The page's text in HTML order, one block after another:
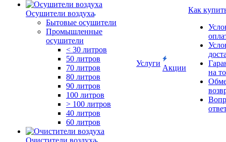
Осушители воздуха
Бытовые осушители
Промышленные
осушители
< 30 литров
50 литров
70 литров
80 литров
90 литров
100 литров
> 100 литров
40 литров
60 литров
Очистители воздуха
Услуги
Акции
Как
на